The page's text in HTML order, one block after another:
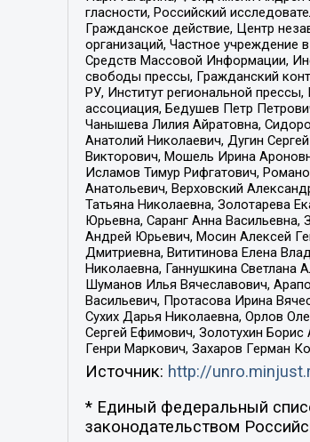
гласности, Российский
Гражданское действие, Центр
организаций, Частное учреждение
Средств Массовой Информации,
свободы прессы, Гражданский
РУ, Институт региональной
ассоциация, Бедушев Петр
Чанышева Лилия Айратовна,
Анатолий Николаевич, Дугин
Викторович, Мошель Ирина
Исламов Тимур Рифгатович,
Анатольевич, Верховский
Татьяна Николаевна, Золотарева
Юрьевна, Саранг Анна Васильевна,
Андрей Юрьевич, Мосин Алексей
Дмитриевна, Вититинова Елена
Николаевна, Ганнушкина Светлана
Шуманов Илья Вячеславович,
Васильевич, Протасова Ирина
Сухих Дарья Николаевна, Орлов
Сергей Ефимович, Золотухин
Генри Маркович, Захаров Герман
Источник: http://
* Единый федеральный
законодательством